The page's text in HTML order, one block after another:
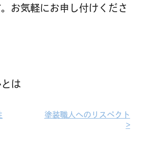
お気軽にお申し付けくださ
は
塗装職人へのリスペクト
>︎